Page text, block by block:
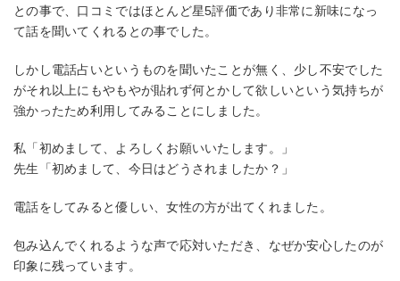
との事で、口コミではほとんど星5評価であり非常に新味になっ
て話を聞いてくれるとの事でした。
しかし電話占いというものを聞いたことが無く、少し不安でした
がそれ以上にもやもやが貼れず何とかして欲しいという気持ちが
強かったため利用してみることにしました。
私「初めまして、よろしくお願いいたします。」
先生「初めまして、今日はどうされましたか？」
電話をしてみると優しい、女性の方が出てくれました。
包み込んでくれるような声で応対いただき、なぜか安心したのが
印象に残っています。